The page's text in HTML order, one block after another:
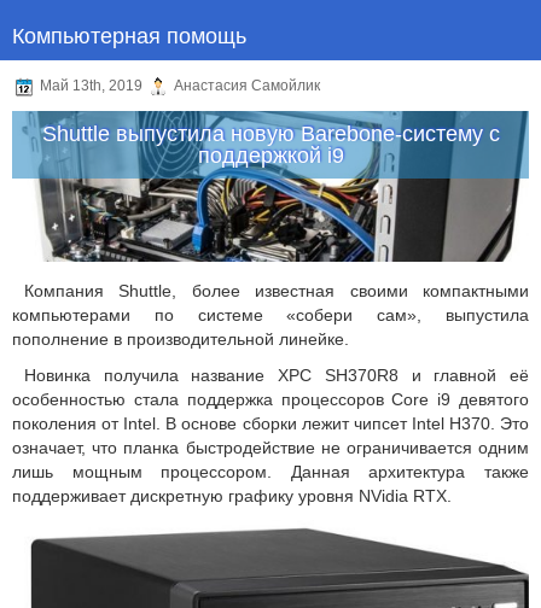
Компьютерная помощь
Май 13th, 2019 Анастасия Самойлик
Shuttle выпустила новую Barebone-систему с
поддержкой i9
Компания Shuttle, более известная своими компактными
компьютерами по системе «собери сам», выпустила
пополнение в производительной линейке.
Новинка получила название XPC SH370R8 и главной её
особенностью стала поддержка процессоров Core i9 девятого
поколения от Intel. В основе сборки лежит чипсет Intel H370. Это
означает, что планка быстродействие не ограничивается одним
лишь мощным процессором. Данная архитектура также
поддерживает дискретную графику уровня NVidia RTX.